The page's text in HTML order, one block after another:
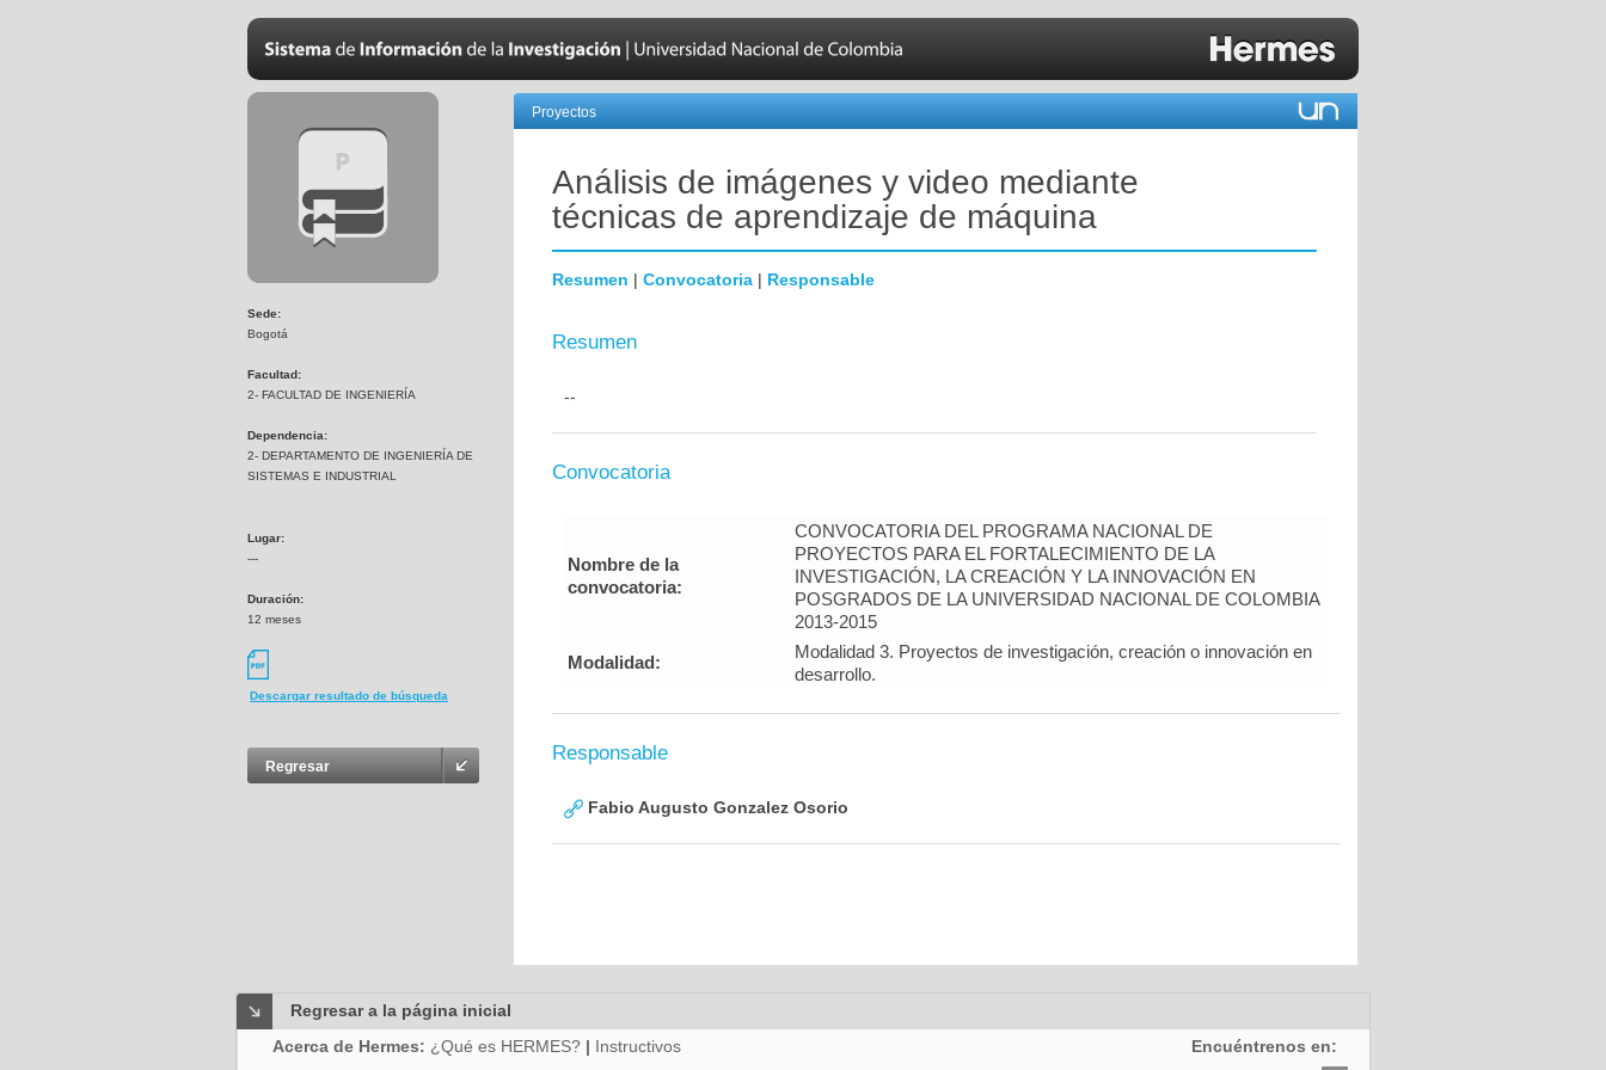
Sede:
Bogotá
Facultad:
2- FACULTAD DE INGENIERÍA
Dependencia:
2- DEPARTAMENTO DE INGENIERÍA DE
SISTEMAS E INDUSTRIAL
Lugar:
---
Duración:
12 meses
Descargar resultado de búsqueda
Regresar
Proyectos
Análisis de imágenes y video mediante
técnicas de aprendizaje de máquina
Resumen | Convocatoria | Responsable
Resumen
--
Convocatoria
Nombre de la
convocatoria:
CONVOCATORIA DEL PROGRAMA NACIONAL DE
PROYECTOS PARA EL FORTALECIMIENTO DE LA
INVESTIGACIÓN, LA CREACIÓN Y LA INNOVACIÓN EN
POSGRADOS DE LA UNIVERSIDAD NACIONAL DE COLOMBIA
2013-2015
Modalidad:
Modalidad 3. Proyectos de investigación, creación o innovación en
desarrollo.
Responsable
Fabio Augusto Gonzalez Osorio
Regresar a la página inicial
Acerca de Hermes: ¿Qué es HERMES? | Instructivos Encuéntrenos en: